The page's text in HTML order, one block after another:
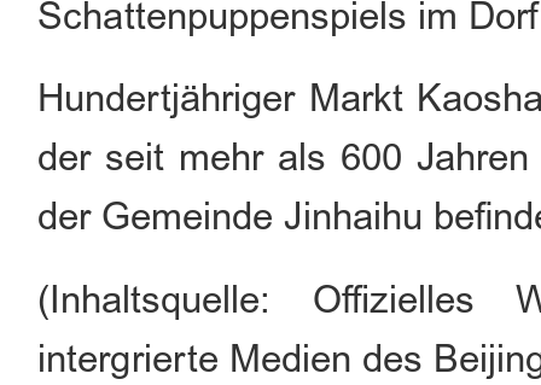
Schattenpuppenspiels im
Hundertjähriger Markt
der seit mehr als 600
der Gemeinde Jinhaihu
(Inhaltsquelle: Offizielles
intergrierte Medien des